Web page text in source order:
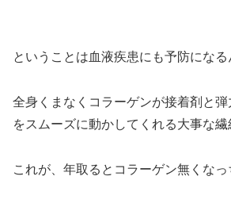
ということは血液疾患にも予防になる
全身くまなくコラーゲンが接着剤と
をスムーズに動かしてくれる大事な繊
これが、年取るとコラーゲン無くなっ